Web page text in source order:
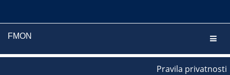
FMON
Pravila privatnosti